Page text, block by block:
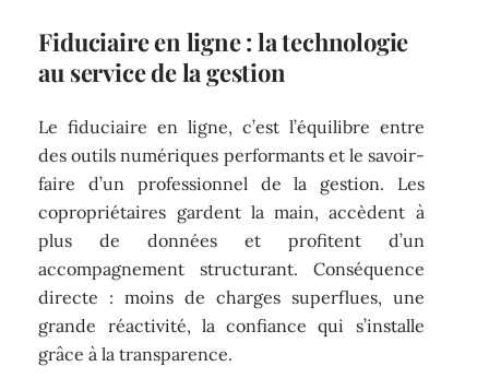
Fiduciaire en ligne : la technologie
au service de la gestion
Le fiduciaire en ligne, c’est l’équilibre entre
des outils numériques performants et le savoir-
faire d’un professionnel de la gestion. Les
copropriétaires gardent la main, accèdent à
plus de données et profitent d’un
accompagnement structurant. Conséquence
directe : moins de charges superflues, une
grande réactivité, la confiance qui s’installe
grâce à la transparence.